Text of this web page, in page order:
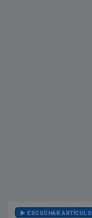
ESCUCHAR ARTÍCULO